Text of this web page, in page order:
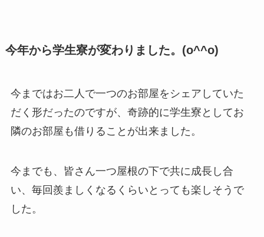
今年から学生寮が変わりました。(o^^o)
今まではお二人で一つのお部屋をシェアしていた
だく形だったのですが、奇跡的に学生寮としてお
隣のお部屋も借りることが出来ました。
今までも、皆さん一つ屋根の下で共に成長し合
い、毎回羨ましくなるくらいとっても楽しそうで
した。